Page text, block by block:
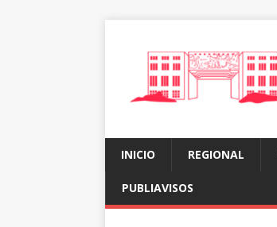
INICIO REGIONAL
PUBLIAVISOS